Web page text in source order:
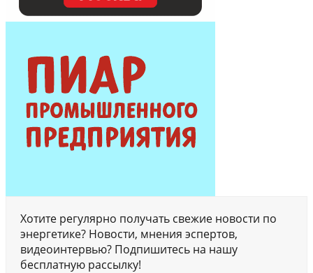
Хотите регулярно получать свежие новости по
энергетике? Новости, мнения эспертов,
видеоинтервью? Подпишитесь на нашу
бесплатную рассылку!